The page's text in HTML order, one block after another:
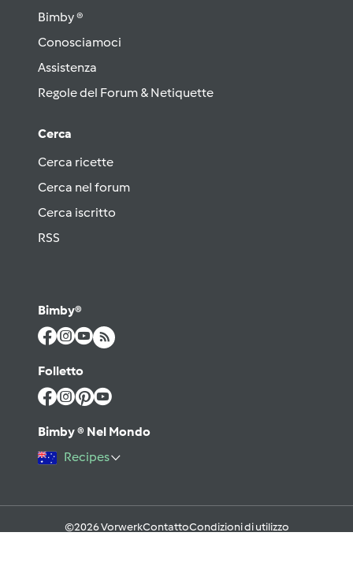
Bimby ®
Conosciamoci
Assistenza
Regole del Forum & Netiquette
Cerca
Cerca ricette
Cerca nel forum
Cerca iscritto
RSS
Bimby®
Folletto
Bimby ® Nel Mondo
Recipes
©2026 VorwerkContattoCondizioni di utilizzo